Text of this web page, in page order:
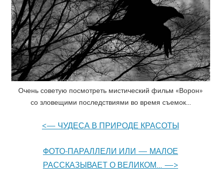
Очень советую посмотреть мистический фильм «Ворон»
со зловещими последствиями во время съемок…
<— ЧУДЕСА В ПРИРОДЕ КРАСОТЫ
ФОТО-ПАРАЛЛЕЛИ ИЛИ — МАЛОЕ
РАССКАЗЫВАЕТ О ВЕЛИКОМ… —>